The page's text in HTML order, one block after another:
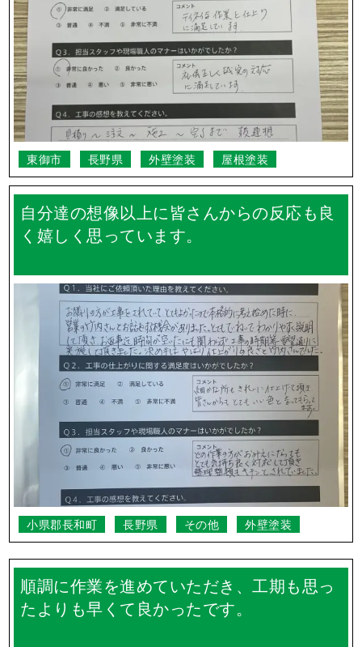
礼儀正しく誠実の対応に満足しています。
長野県 外壁塗装 屋根塗装
自分達の想像以上に皆さんからの反応も良
く嬉しく思っています。